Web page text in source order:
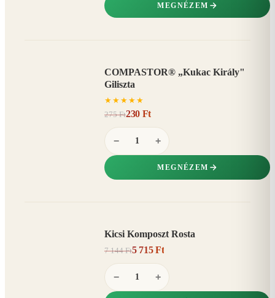
MEGNÉZEM
COMPASTOR® „Kukac Király"
Giliszta
★ ★ ★ ★ ★
275 Ft230 Ft
− +
MEGNÉZEM
Kicsi Komposzt Rosta
7 144 Ft5 715 Ft
− +